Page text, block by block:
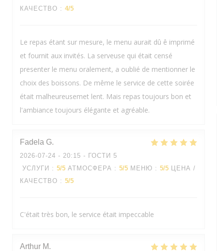
КАЧЕСТВО : 4/5
Le repas étant sur mesure, le menu aurait dû ê imprimé
et fournit aux invités. La serveuse qui était censé
presenter le menu oralement, a oublié de mentionner le
choix des boissons. De même le service de cette soirée
était malheureusemet lent. Mais repas toujours bon et
l'ambiance toujours élégante et agréable.
Fadela G
2026-07-24 - 20:15 - ГОСТИ 5
УСЛУГИ : 5/5 АТМОСФЕРА : 5/5 МЕНЮ : 5/5 ЦЕНА /
КАЧЕСТВО : 5/5
C'était très bon, le service était impeccable
Arthur M